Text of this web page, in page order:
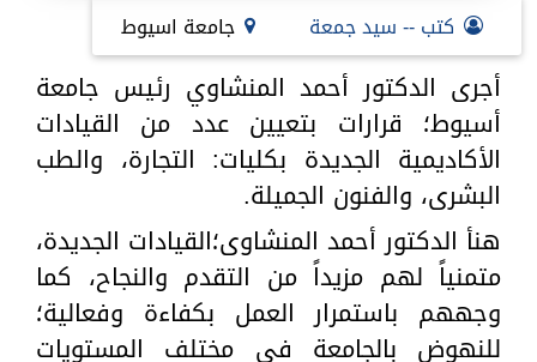
كتب -- سيد جمعة جامعة اسيوط
أجرى الدكتور أحمد المنشاوي رئيس جامعة
أسيوط؛ قرارات بتعيين عدد من القيادات
الأكاديمية الجديدة بكليات: التجارة، والطب
البشرى، والفنون الجميلة.
هنأ الدكتور أحمد المنشاوى؛القيادات الجديدة،
متمنياً لهم مزيداً من التقدم والنجاح، كما
وجههم باستمرار العمل بكفاءة وفعالية؛
للنهوض بالجامعة في مختلف المستويات